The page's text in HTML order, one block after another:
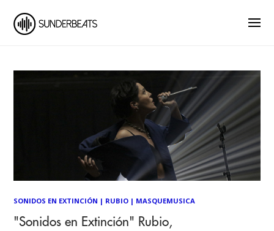
SONIDOS EN EXTINCIÓN | RUBIO | MASQUEMUSICA
"Sonidos en Extinción" Rubio,